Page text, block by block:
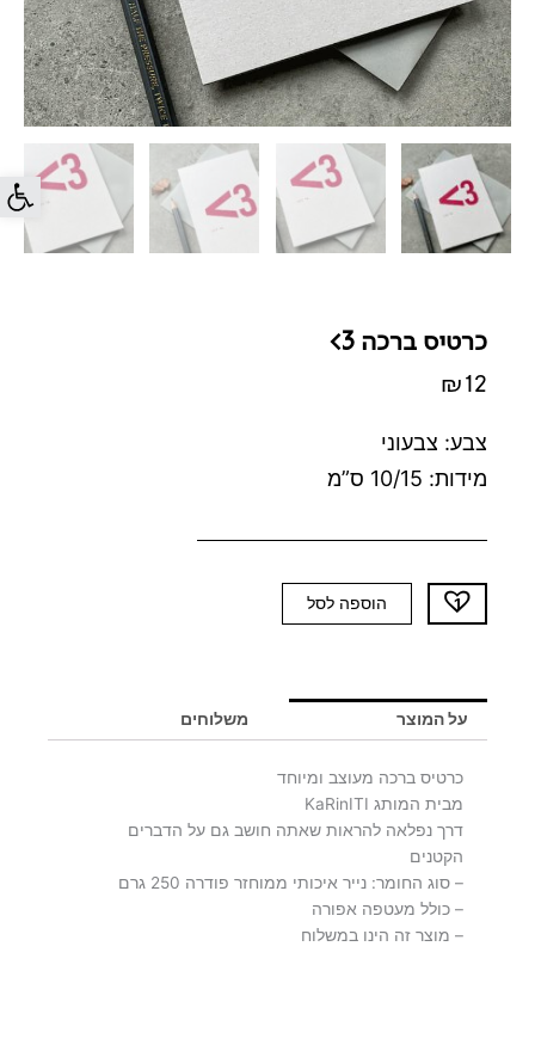
פתח
כרטיס ברכה 3>
₪12
צבע: צבעוני
מידות: 10/15 ס”מ
כמות
של
3>
הוספה לסל
על המוצר משלוחים
כרטיס ברכה מעוצב ומיוחד
מבית המותג KaRinITI
דרך נפלאה להראות שאתה חושב גם על הדברים
הקטנים
– סוג החומר: נייר איכותי ממוחזר פודרה 250 גרם
– כולל מעטפה אפורה
– מוצר זה הינו במשלוח